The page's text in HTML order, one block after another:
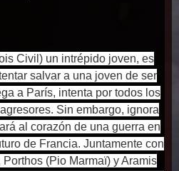
Civil) un intrépido joven, es
salvar a una joven de ser
a París, intenta por todos los
Sin embargo, ignora
al corazón de una guerra en
de Francia. Juntamente con
(Pio Marmaï) y Aramis